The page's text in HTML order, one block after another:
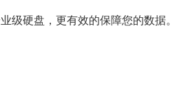
硬盘，更有效的保障您的数据。